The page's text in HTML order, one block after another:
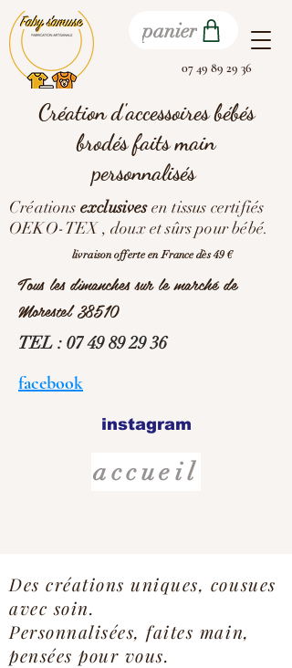
panier
livraison offerte en France dès 49 €
07 49 89 29 36
Tous les dimanches sur le marché de
Morestel 38510
facebook
TEL : 07 49 89 29 36
Création d'accessoires bébés
brodés faits main
personnalisés
instagram
Créations exclusivesen tissus certifiés
OEKO-TEX , doux et sûrs pour bébé.
accueil
Des créations uniques, cousues
avec soin.
Personnalisées, faites main,
pensées pour vous.